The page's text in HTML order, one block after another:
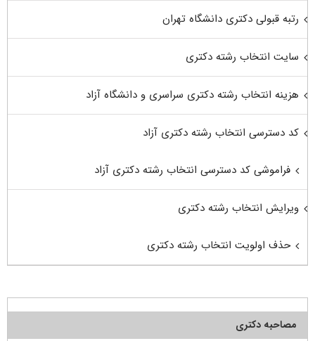
رتبه قبولی دکتری دانشگاه تهران
سایت انتخاب رشته دکتری
هزینه انتخاب رشته دکتری سراسری و دانشگاه آزاد
کد دسترسی انتخاب رشته دکتری آزاد
فراموشی کد دسترسی انتخاب رشته دکتری آزاد
ویرایش انتخاب رشته دکتری
حذف اولویت انتخاب رشته دکتری
مصاحبه دکتری